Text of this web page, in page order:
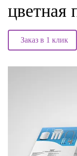
цветная
Заказ в 1 клик